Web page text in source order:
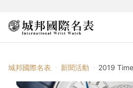
城邦國際名表 新聞活動 2019 Time To